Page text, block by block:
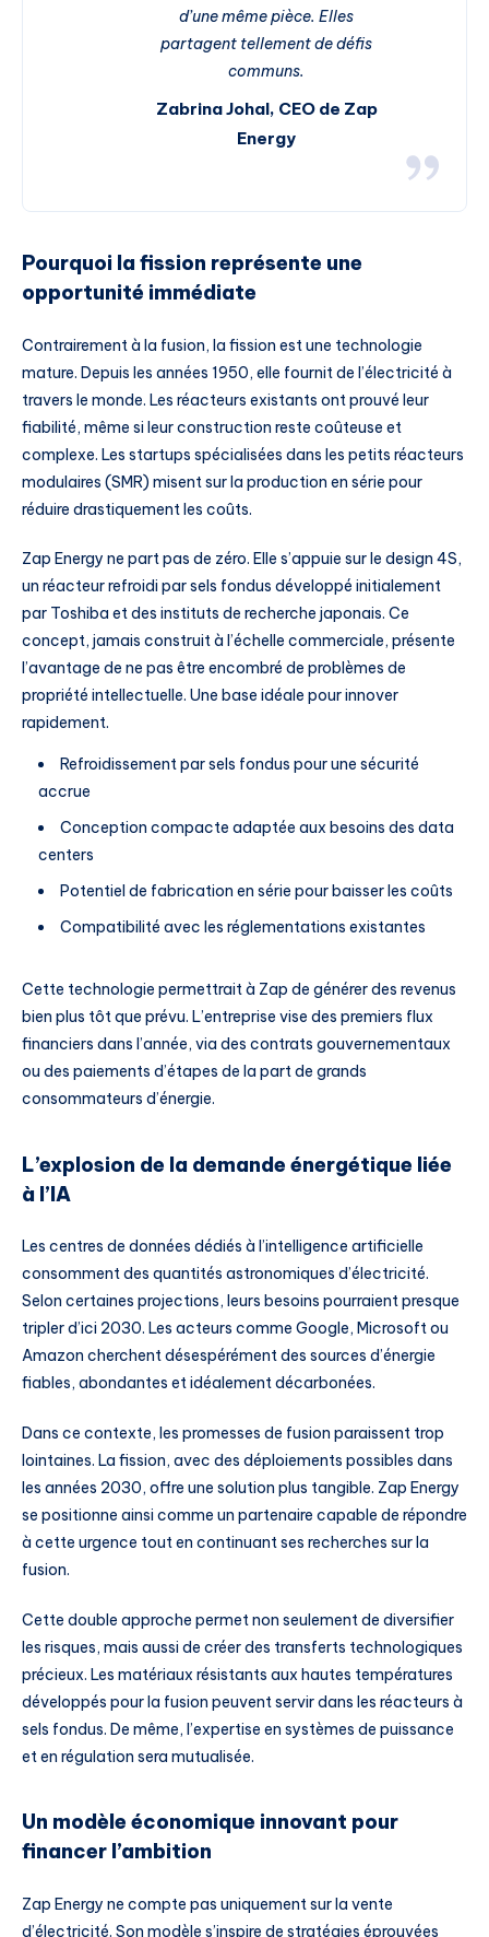
d’une même pièce. Elles
partagent tellement de défis
communs.
Zabrina Johal, CEO de Zap
Energy
Pourquoi la fission représente une
opportunité immédiate
Contrairement à la fusion, la fission est une technologie
mature. Depuis les années 1950, elle fournit de l’électricité à
travers le monde. Les réacteurs existants ont prouvé leur
fiabilité, même si leur construction reste coûteuse et
complexe. Les startups spécialisées dans les petits réacteurs
modulaires (SMR) misent sur la production en série pour
réduire drastiquement les coûts.
Zap Energy ne part pas de zéro. Elle s’appuie sur le design 4S,
un réacteur refroidi par sels fondus développé initialement
par Toshiba et des instituts de recherche japonais. Ce
concept, jamais construit à l’échelle commerciale, présente
l’avantage de ne pas être encombré de problèmes de
propriété intellectuelle. Une base idéale pour innover
rapidement.
Refroidissement par sels fondus pour une sécurité
accrue
Conception compacte adaptée aux besoins des data
centers
Potentiel de fabrication en série pour baisser les coûts
Compatibilité avec les réglementations existantes
Cette technologie permettrait à Zap de générer des revenus
bien plus tôt que prévu. L’entreprise vise des premiers flux
financiers dans l’année, via des contrats gouvernementaux
ou des paiements d’étapes de la part de grands
consommateurs d’énergie.
L’explosion de la demande énergétique liée
à l’IA
Les centres de données dédiés à l’intelligence artificielle
consomment des quantités astronomiques d’électricité.
Selon certaines projections, leurs besoins pourraient presque
tripler d’ici 2030. Les acteurs comme Google, Microsoft ou
Amazon cherchent désespérément des sources d’énergie
fiables, abondantes et idéalement décarbonées.
Dans ce contexte, les promesses de fusion paraissent trop
lointaines. La fission, avec des déploiements possibles dans
les années 2030, offre une solution plus tangible. Zap Energy
se positionne ainsi comme un partenaire capable de répondre
à cette urgence tout en continuant ses recherches sur la
fusion.
Cette double approche permet non seulement de diversifier
les risques, mais aussi de créer des transferts technologiques
précieux. Les matériaux résistants aux hautes températures
développés pour la fusion peuvent servir dans les réacteurs à
sels fondus. De même, l’expertise en systèmes de puissance
et en régulation sera mutualisée.
Un modèle économique innovant pour
financer l’ambition
Zap Energy ne compte pas uniquement sur la vente
d’électricité. Son modèle s’inspire de stratégies éprouvées